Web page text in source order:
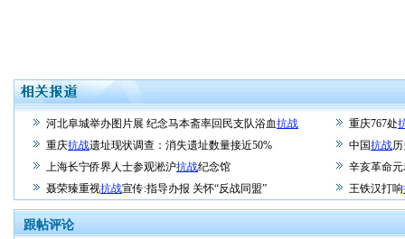
河北阜城举办图片展 纪念马本斋率回民支队浴血抗战 重庆767处
重庆抗战遗址现状调查：消失遗址数量接近50% 中国抗战
上海长宁侨界人士参观淞沪抗战纪念馆
辛亥革命
聂荣臻重视抗战宣传:指导办报 关怀“反战同盟” 王铁汉打响
跟帖评论